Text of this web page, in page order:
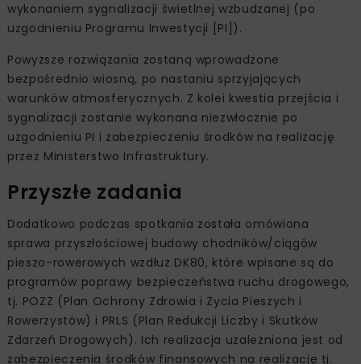
wykonaniem sygnalizacji świetlnej wzbudzanej (po
uzgodnieniu Programu Inwestycji [PI]).
Powyższe rozwiązania zostaną wprowadzone
bezpośrednio wiosną, po nastaniu sprzyjających
warunków atmosferycznych. Z kolei kwestia przejścia i
sygnalizacji zostanie wykonana niezwłocznie po
uzgodnieniu PI i zabezpieczeniu środków na realizację
przez Ministerstwo Infrastruktury.
Przyszłe zadania
Dodatkowo podczas spotkania została omówiona
sprawa przyszłościowej budowy chodników/ciągów
pieszo-rowerowych wzdłuż DK80, które wpisane są do
programów poprawy bezpieczeństwa ruchu drogowego,
tj. POZZ (Plan Ochrony Zdrowia i Życia Pieszych i
Rowerzystów) i PRLS (Plan Redukcji Liczby i Skutków
Zdarzeń Drogowych). Ich realizacja uzależniona jest od
zabezpieczenia środków finansowych na realizację tj.